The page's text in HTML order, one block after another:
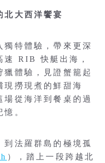
北大西洋饗宴
獨特體驗，帶來更深
速 RIB 快艇出海，
獵體驗，見證蟹籠起
現撈現煮的鮮甜海
場從海洋到餐桌的過
。
法羅群島的極境孤
），踏上一段跨越北